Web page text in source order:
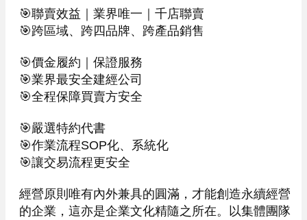
🎯聯賣效益｜業界唯一｜千店聯賣
🎯跨區域、跨四品牌、跨產品銷售
🎯價金履約｜保證服務
🎯業界最安全建經公司
🎯全程保障買賣方安全
🎯嚴選特約代書
🎯作業流程SOP化、系統化
🎯讓交易流程更安全
經營原則唯有內外兼具的圓滿，才能創造永續經營
的企業，這亦是企業文化精隨之所在。以集體團隊